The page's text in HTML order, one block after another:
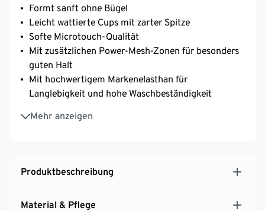
Formt sanft ohne Bügel
Leicht wattierte Cups mit zarter Spitze
Softe Microtouch-Qualität
Mit zusätzlichen Power-Mesh-Zonen für besonders
guten Halt
Mit hochwertigem Markenelasthan für
Langlebigkeit und hohe Waschbeständigkeit
Mehr anzeigen
Längenverstellbare Träger
3-fach verstellbarer SoftSeal®-Häkchenverschluss
Produktbeschreibung
Material & Pflege